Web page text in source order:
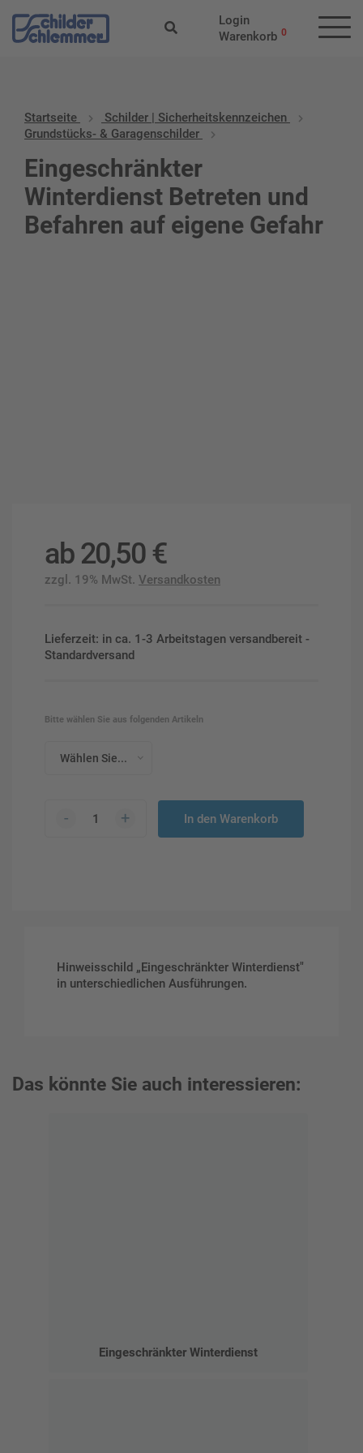
Login
Warenkorb 0
Startseite
Schilder | Sicherheitskennzeichen
Grundstücks- & Garagenschilder
Eingeschränkter
Winterdienst Betreten und
Befahren auf eigene Gefahr
ab20,50 €
zzgl. 19% MwSt. Versandkosten
Lieferzeit: in ca. 1-3 Arbeitstagen versandbereit -
Standardversand
Bitte wählen Sie aus folgenden Artikeln
Wählen Sie...
- + In den Warenkorb
Hinweisschild „Eingeschränkter Winterdienst"
in unterschiedlichen Ausführungen.
Das könnte Sie auch interessieren:
Eingeschränkter Winterdienst